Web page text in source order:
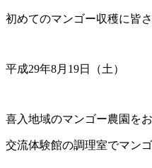
初めてのマンゴー収穫に皆
平成29年8月19日（
喜入地域のマンゴー農園を
交流体験館の調理室でマン